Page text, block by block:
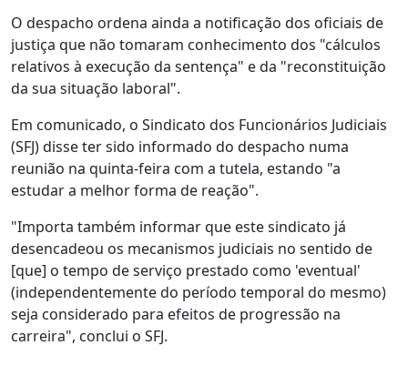
O despacho ordena ainda a notificação dos oficiais de
justiça que não tomaram conhecimento dos "cálculos
relativos à execução da sentença" e da "reconstituição
da sua situação laboral".
Em comunicado, o Sindicato dos Funcionários Judiciais
(SFJ) disse ter sido informado do despacho numa
reunião na quinta-feira com a tutela, estando "a
estudar a melhor forma de reação".
"Importa também informar que este sindicato já
desencadeou os mecanismos judiciais no sentido de
[que] o tempo de serviço prestado como 'eventual'
(independentemente do período temporal do mesmo)
seja considerado para efeitos de progressão na
carreira", conclui o SFJ.